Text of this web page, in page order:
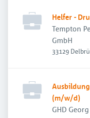
Helfer -
Tempton
GmbH
33129
(m/w/d)
GHD